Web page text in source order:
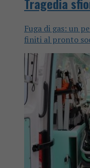
Tragedia
Fuga di gas: un
finiti al pronto